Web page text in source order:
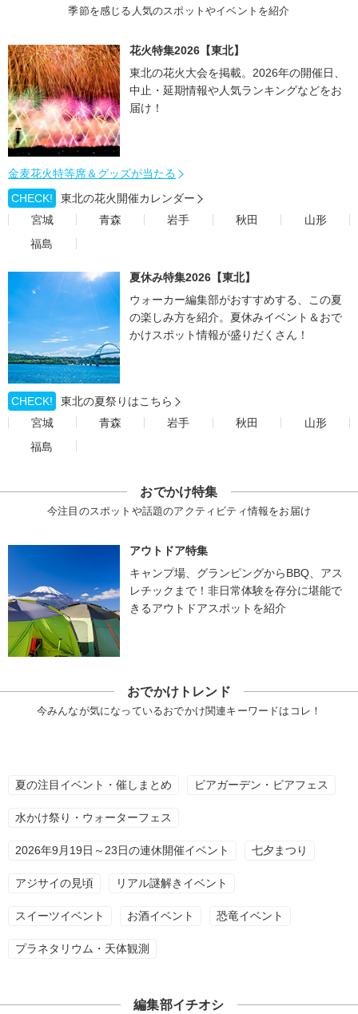
季節を感じる人気のスポットやイベントを紹介
花火特集2026【東北】
東北の花火大会を掲載。2026年の開催日、
中止・延期情報や人気ランキングなどをお
届け！
金麦花火特等席＆グッズが当たる
CHECK!
東北の花火開催カレンダー
宮城
青森 岩手 秋田
山形
福島
夏休み特集2026【東北】
ウォーカー編集部がおすすめする、この夏
の楽しみ方を紹介。夏休みイベント＆おで
かけスポット情報が盛りだくさん！
CHECK!
東北の夏祭りはこちら
宮城
青森 岩手 秋田
山形
福島
おでかけ特集
今注目のスポットや話題のアクティビティ情報をお届け
アウトドア特集
キャンプ場、グランピングからBBQ、アス
レチックまで！非日常体験を存分に堪能で
きるアウトドアスポットを紹介
おでかけトレンド
今みんなが気になっているおでかけ関連キーワードはコレ！
夏の注目イベント・催しまとめ ビアガーデン・ビアフェス
水かけ祭り・ウォーターフェス
2026年9月19日～23日の連休開催イベント 七夕まつり
アジサイの見頃 リアル謎解きイベント
スイーツイベント お酒イベント 恐竜イベント
プラネタリウム・天体観測
編集部イチオシ